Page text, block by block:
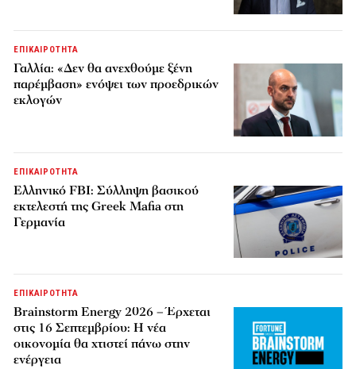
ΕΠΙΚΑΙΡΟΤΗΤΑ
Γαλλία: «Δεν θα ανεχθούμε ξένη
παρέμβαση» ενόψει των προεδρικών
εκλογών
ΕΠΙΚΑΙΡΟΤΗΤΑ
Ελληνικό FBI: Σύλληψη βασικού
εκτελεστή της Greek Mafia στη
Γερμανία
ΕΠΙΚΑΙΡΟΤΗΤΑ
Brainstorm Energy 2026 – Έρχεται
στις 16 Σεπτεμβρίου: Η νέα
οικονομία θα χτιστεί πάνω στην
ενέργεια